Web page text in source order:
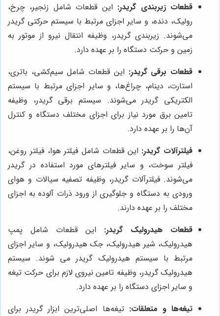
قطعات زیربندی گریدر: این قطعات شامل زنجیر، چرخ،
رولیک، دنده، و سایر اجزای مرتبط با سیستم حرکتی گریدر
می‌شوند. زیربندی گریدر، وظیفه انتقال نیرو از موتور به
زمین و حرکت دستگاه را بر عهده دارد.
قطعات برقی گریدر: این قطعات شامل سیم‌کشی، باتری،
استارت، دینام، چراغ‌ها، و سایر اجزای مرتبط با سیستم
الکتریکی گریدر می‌شوند. سیستم برقی گریدر، وظیفه
تامین برق مورد نیاز برای اجزای مختلف دستگاه و کنترل
آن‌ها را بر عهده دارد.
فیلترآلات گریدر: این قطعات شامل فیلتر هوا، فیلتر روغن،
فیلتر سوخت، و سایر فیلترهای مورد استفاده در گریدر
می‌شوند. فیلترآلات گریدر، وظیفه تصفیه سیالات و هوای
ورودی به دستگاه و جلوگیری از ورود ذرات آلوده به اجزای
مختلف را بر عهده دارند.
قطعات هیدرولیک گریدر: این قطعات شامل پمپ
هیدرولیک، شیر هیدرولیک، جک هیدرولیک، و سایر اجزای
مرتبط با سیستم هیدرولیک گریدر می شوند. سیستم
هیدرولیک گریدر، وظیفه تامین نیروی لازم برای حرکت تیغه
و سایر اجزای دستگاه را بر عهده دارد.
تیغه‌ها و متعلقات: تیغه‌ها اصلی‌ترین ابزار گریدر برای